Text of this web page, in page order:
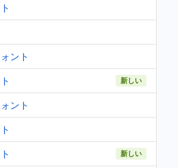
ント
新しい
ント
新しい